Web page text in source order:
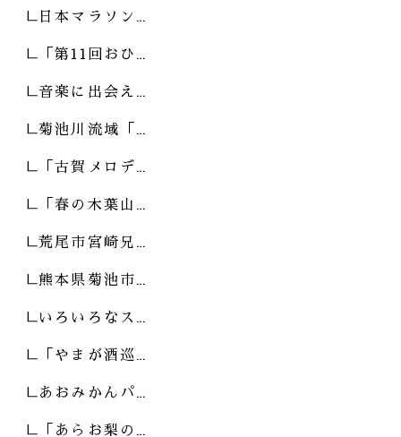
日本マラソン…
「第11回おひ…
音楽に出会え…
菊池川流域「…
「古賀メロデ…
「春の木葉山…
荒尾市宮崎兄…
熊本県菊池市…
いろいろなス…
「やまが酒巡…
あおみかんパ…
「あらお梨の…